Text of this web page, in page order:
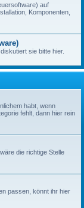
auf
Komponenten,
sie bitte hier.
habt, wenn
fehlt, dann hier rein
die richtige Stelle
passen, könnt ihr hier